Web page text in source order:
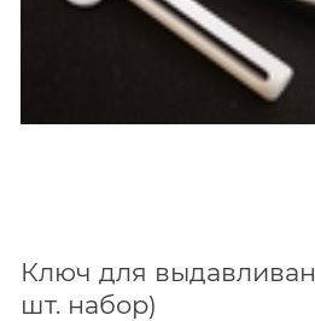
Ключ для
шт. набор)